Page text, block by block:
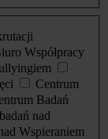
Współpracy
Centrum
Badań
nad
Wspieraniem